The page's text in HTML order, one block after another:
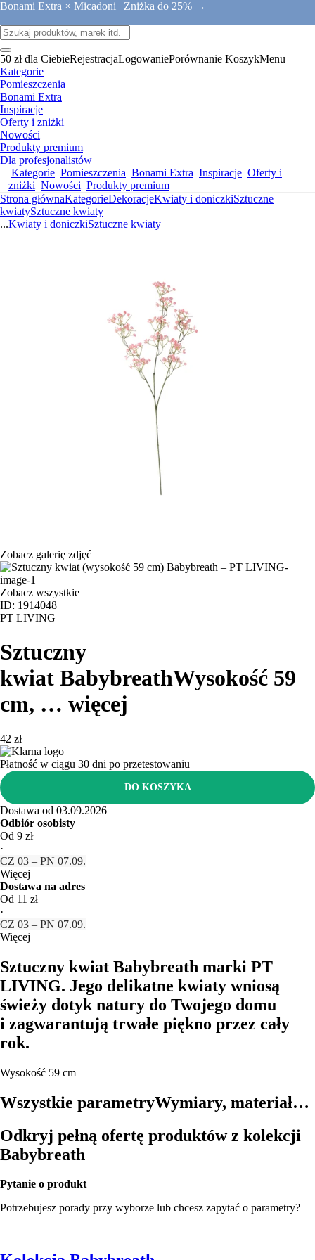
Bonami Extra × Micadoni | Zniżka do 25% →
50 zł dla CiebieRejestracjaLogowaniePorównanie KoszykMenu
Kategorie
Pomieszczenia
Bonami Extra
Inspiracje
Oferty i zniżki
Nowości
Produkty premium
Dla profesjonalistów
Kategorie Pomieszczenia Bonami Extra Inspiracje Oferty i
zniżki Nowości Produkty premium
Strona głównaKategorieDekoracjeKwiaty i doniczkiSztuczne
kwiatySztuczne kwiaty
...Kwiaty i doniczkiSztuczne kwiaty
Zobacz galerię zdjęć
Zobacz wszystkie
ID: 1914048
PT LIVING
Sztuczny
kwiat BabybreathWysokość 59
cm, … więcej
42 zł
Płatność w ciągu 30 dni po przetestowaniu
DO KOSZYKA
Dostawa od 03.09.2026
Odbiór osobisty
Od 9 zł
·
CZ 03 – PN 07.09.
Więcej
Dostawa na adres
Od 11 zł
·
CZ 03 – PN 07.09.
Więcej
Sztuczny kwiat Babybreath marki PT
LIVING. Jego delikatne kwiaty wniosą
świeży dotyk natury do Twojego domu
i zagwarantują trwałe piękno przez cały
rok.
Wysokość 59 cm
Wszystkie parametryWymiary, materiał…
Odkryj pełną ofertę produktów z kolekcji
Babybreath
Pytanie o produkt
Potrzebujesz porady przy wyborze lub chcesz zapytać o parametry?